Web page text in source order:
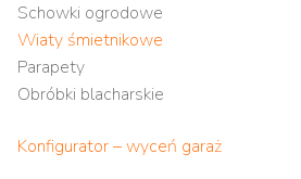
Schowki ogrodowe
Wiaty śmietnikowe
Parapety
Obróbki blacharskie
Konfigurator – wyceń garaż